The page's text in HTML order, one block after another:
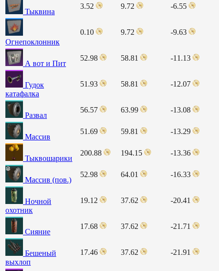
Тыквина
3.52 9.72 -6.55
Огнепоклонник
0.10 9.72 -9.63
А вот и Пит
52.98 58.81 -11.13
Гудок
катафалка
51.93 58.81 -12.07
Развал
56.57 63.99 -13.08
Массив
51.69 59.81 -13.29
Тыквошарики
200.88 194.15 -13.36
Массив (пов.)
52.98 64.01 -16.33
Ночной
охотник
19.12 37.62 -20.41
Сияние
17.68 37.62 -21.71
Бешеный
выхлоп
17.46 37.62 -21.91